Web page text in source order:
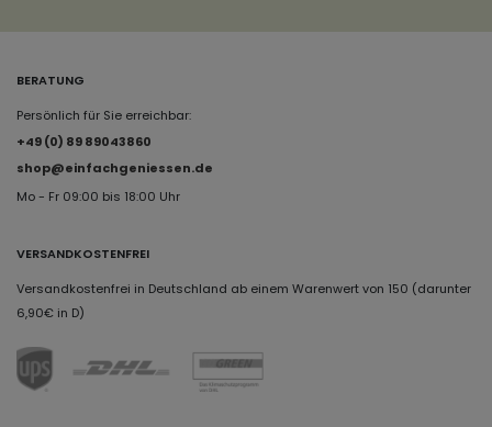
BERATUNG
Persönlich für Sie erreichbar:
+49 (0) 89 89043860
shop@einfachgeniessen.de
Mo - Fr 09:00 bis 18:00 Uhr
VERSANDKOSTENFREI
Versandkostenfrei in Deutschland ab einem Warenwert von 150 (darunter
6,90€ in D)